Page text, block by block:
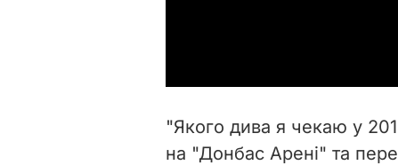
"Якого дива я чекаю у
на "Донбас Арені" та